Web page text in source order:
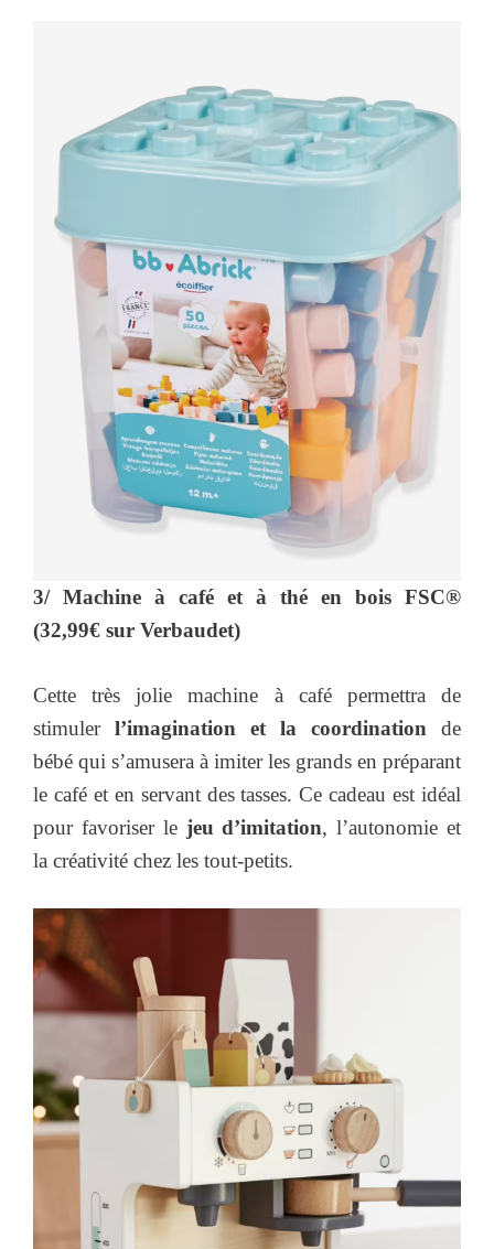
3/ Machine à café et à thé en bois FSC®
(32,99€ sur Verbaudet)
Cette très jolie machine à café permettra de
stimuler l’imagination et la coordination de
bébé qui s’amusera à imiter les grands en préparant
le café et en servant des tasses. Ce cadeau est idéal
pour favoriser lejeu d’imitation, l’autonomie et
la créativité chez les tout-petits.